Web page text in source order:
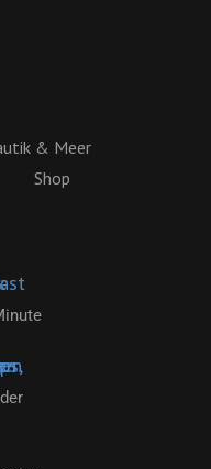
& Meer
Shop